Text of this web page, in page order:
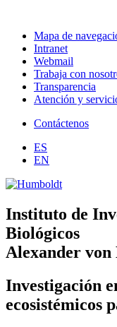
Mapa de
Intranet
Webmail
Trabaja con
Transparencia
Atención y
Contáctenos
ES
EN
Instituto de
Biológicos
Alexander
Investigación
ecosistémicos